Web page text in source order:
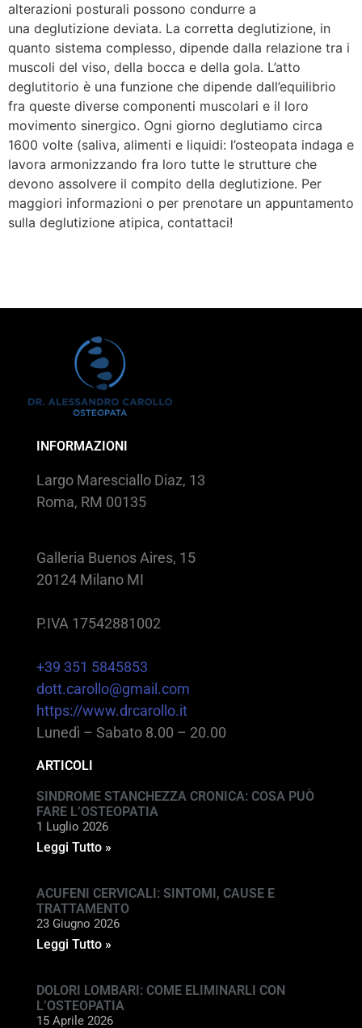
alterazioni posturali possono condurre a
una deglutizione deviata. La corretta deglutizione, in
quanto sistema complesso, dipende dalla relazione tra i
muscoli del viso, della bocca e della gola. L’atto
deglutitorio è una funzione che dipende dall’equilibrio
fra queste diverse componenti muscolari e il loro
movimento sinergico. Ogni giorno deglutiamo circa
1600 volte (saliva, alimenti e liquidi: l’osteopata indaga e
lavora armonizzando fra loro tutte le strutture che
devono assolvere il compito della deglutizione. Per
maggiori informazioni o per prenotare un appuntamento
sulla deglutizione atipica, contattaci!
INFORMAZIONI
Largo Maresciallo Diaz, 13
Roma, RM 00135
Galleria Buenos Aires, 15
20124 Milano MI
P.IVA 17542881002
+39 351 5845853
dott.carollo@gmail.com
https://www.drcarollo.it
Lunedì – Sabato 8.00 – 20.00
ARTICOLI
SINDROME STANCHEZZA CRONICA: COSA PUÒ
FARE L’OSTEOPATIA
1 Luglio 2026
Leggi Tutto »
ACUFENI CERVICALI: SINTOMI, CAUSE E
TRATTAMENTO
23 Giugno 2026
Leggi Tutto »
DOLORI LOMBARI: COME ELIMINARLI CON
L’OSTEOPATIA
15 Aprile 2026